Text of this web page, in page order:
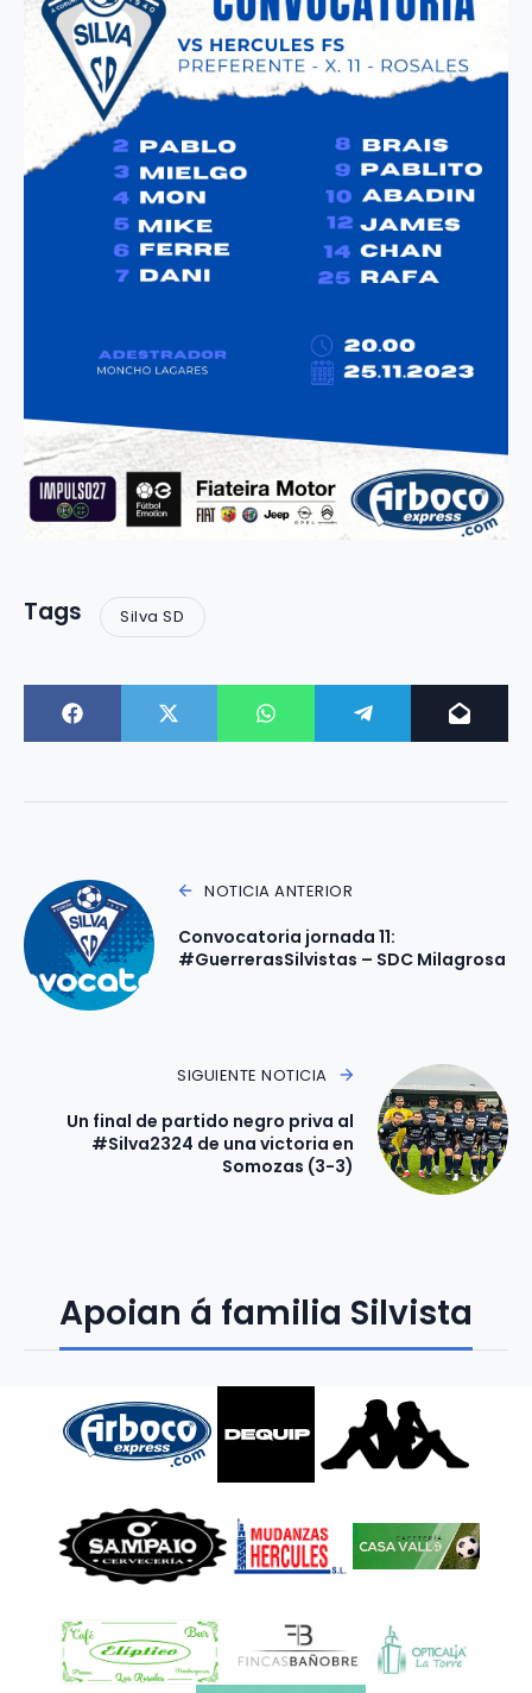
Tags Silva SD
NOTICIA ANTERIOR
Convocatoria jornada 11:
#GuerrerasSilvistas – SDC Milagrosa
SIGUIENTE NOTICIA
Un final de partido negro priva al
#Silva2324 de una victoria en
Somozas (3-3)
Apoian á familia Silvista